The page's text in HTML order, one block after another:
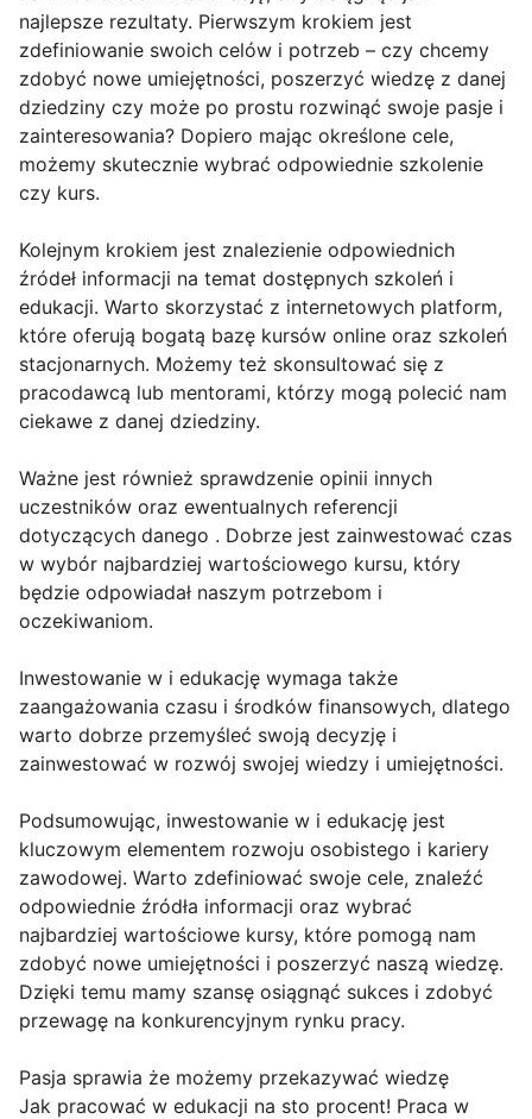
najlepsze rezultaty. Pierwszym krokiem jest
zdefiniowanie swoich celów i potrzeb – czy chcemy
zdobyć nowe umiejętności, poszerzyć wiedzę z danej
dziedziny czy może po prostu rozwinąć swoje pasje i
zainteresowania? Dopiero mając określone cele,
możemy skutecznie wybrać odpowiednie szkolenie
czy kurs.
Kolejnym krokiem jest znalezienie odpowiednich
źródeł informacji na temat dostępnych szkoleń i
edukacji. Warto skorzystać z internetowych platform,
które oferują bogatą bazę kursów online oraz szkoleń
stacjonarnych. Możemy też skonsultować się z
pracodawcą lub mentorami, którzy mogą polecić nam
ciekawe z danej dziedziny.
Ważne jest również sprawdzenie opinii innych
uczestników oraz ewentualnych referencji
dotyczących danego . Dobrze jest zainwestować czas
w wybór najbardziej wartościowego kursu, który
będzie odpowiadał naszym potrzebom i
oczekiwaniom.
Inwestowanie w i edukację wymaga także
zaangażowania czasu i środków finansowych, dlatego
warto dobrze przemyśleć swoją decyzję i
zainwestować w rozwój swojej wiedzy i umiejętności.
Podsumowując, inwestowanie w i edukację jest
kluczowym elementem rozwoju osobistego i kariery
zawodowej. Warto zdefiniować swoje cele, znaleźć
odpowiednie źródła informacji oraz wybrać
najbardziej wartościowe kursy, które pomogą nam
zdobyć nowe umiejętności i poszerzyć naszą wiedzę.
Dzięki temu mamy szansę osiągnąć sukces i zdobyć
przewagę na konkurencyjnym rynku pracy.
Pasja sprawia że możemy przekazywać wiedzę
Jak pracować w edukacji na sto procent! Praca w